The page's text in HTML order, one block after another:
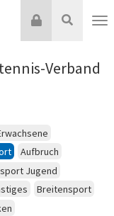
Suche
Login
Verband
Aufbruch
Jugend
Breitensport